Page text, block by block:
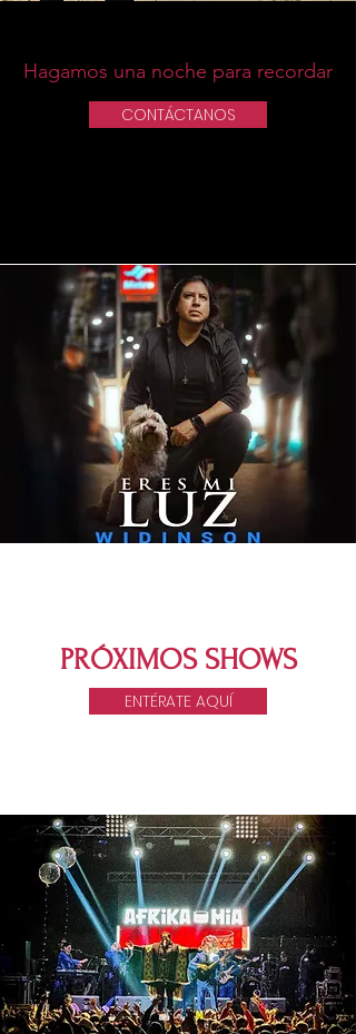
Hagamos una noche para recordar
CONTÁCTANOS
PRÓXIMOS SHOWS
ENTÉRATE AQUÍ